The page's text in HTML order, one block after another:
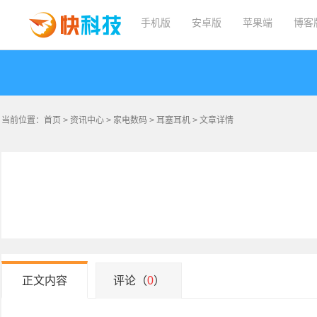
手机版 安卓版 苹果端 博客
当前位置： 首页 > 资讯中心 > 家电数码 > 耳塞耳机 > 文章详情
正文内容 评论（0）